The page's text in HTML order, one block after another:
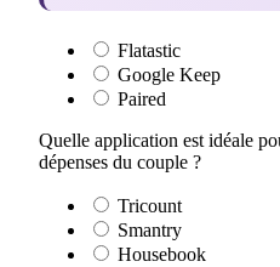
Flatastic
Google Keep
Paired
Quelle application est idéale
dépenses du couple ?
Tricount
Smantry
Housebook